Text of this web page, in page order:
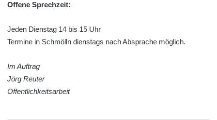
Offene Sprechzeit:
Jeden Dienstag 14 bis 15 Uhr
Termine in Schmölln dienstags nach Absprache möglich.
Im Auftrag
Jörg Reuter
Öffentlichkeitsarbeit